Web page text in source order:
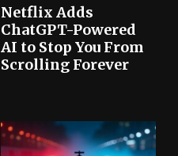
Netflix Adds
ChatGPT-Powered
AI to Stop You From
Scrolling Forever